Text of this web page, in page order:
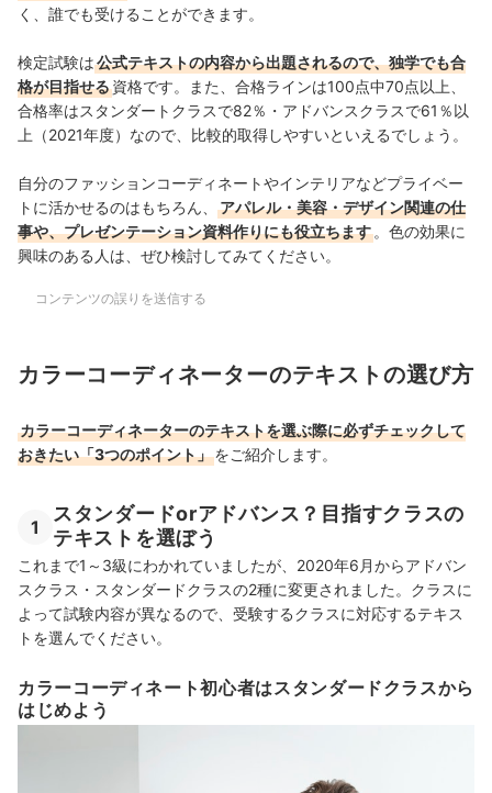
く、誰でも受けることができます。
検定試験は公式テキストの内容から出題されるので、独学でも合
格が目指せる資格です。また、合格ラインは100点中70点以上、
合格率はスタンダートクラスで82％・アドバンスクラスで61％以
上（2021年度）なので、比較的取得しやすいといえるでしょう。
自分のファッションコーディネートやインテリアなどプライベー
トに活かせるのはもちろん、
アパレル・美容・デザイン関連の仕
事や、プレゼンテーション資料作りにも役立ちます 。色の効果に
興味のある人は、ぜひ検討してみてください。
コンテンツの誤りを送信する
カラーコーディネーターのテキストの選び方
カラーコーディネーターのテキストを選ぶ際に必ずチェックして
おきたい「3つのポイント」をご紹介します。
1
スタンダードorアドバンス？目指すクラスの
テキストを選ぼう
これまで1～3級にわかれていましたが、2020年6月からアドバン
スクラス・スタンダードクラスの2種に変更されました。クラスに
よって試験内容が異なるので、受験するクラスに対応するテキス
トを選んでください。
カラーコーディネート初心者はスタンダードクラスから
はじめよう